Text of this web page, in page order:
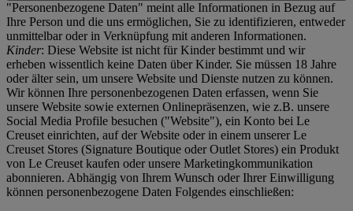
"Personenbezogene Daten" meint alle Informationen in Bezug auf
Ihre Person und die uns ermöglichen, Sie zu identifizieren, entweder
unmittelbar oder in Verknüpfung mit anderen Informationen.
Kinder: Diese Website ist nicht für Kinder bestimmt und wir
erheben wissentlich keine Daten über Kinder. Sie müssen 18 Jahre
oder älter sein, um unsere Website und Dienste nutzen zu können.
Wir können Ihre personenbezogenen Daten erfassen, wenn Sie
unsere Website sowie externen Onlinepräsenzen, wie z.B. unsere
Social Media Profile besuchen ("Website"), ein Konto bei Le
Creuset einrichten, auf der Website oder in einem unserer Le
Creuset Stores (Signature Boutique oder Outlet Stores) ein Produkt
von Le Creuset kaufen oder unsere Marketingkommunikation
abonnieren. Abhängig von Ihrem Wunsch oder Ihrer Einwilligung
können personenbezogene Daten Folgendes einschließen: